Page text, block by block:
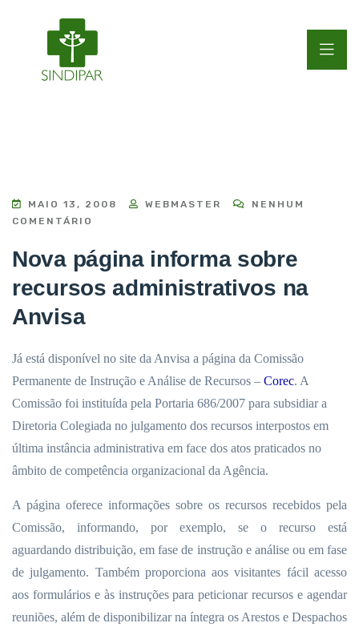
MAIO 13, 2008 WEBMASTER
NENHUM
COMENTÁRIO
Nova página informa sobre
recursos administrativos na
Anvisa
Já está disponível no site da Anvisa a página da Comissão
Permanente de Instrução e Análise de Recursos – Corec. A
Comissão foi instituída pela Portaria 686/2007 para subsidiar a
Diretoria Colegiada no julgamento dos recursos interpostos em
última instância administrativa em face dos atos praticados no
âmbito de competência organizacional da Agência.
A página oferece informações sobre os recursos recebidos pela
Comissão, informando, por exemplo, se o recurso está
aguardando distribuição, em fase de instrução e análise ou em fase
de julgamento. Também proporciona aos visitantes fácil acesso
aos formulários e às instruções para peticionar recursos e agendar
reuniões, além de disponibilizar na íntegra os Arestos e Despachos